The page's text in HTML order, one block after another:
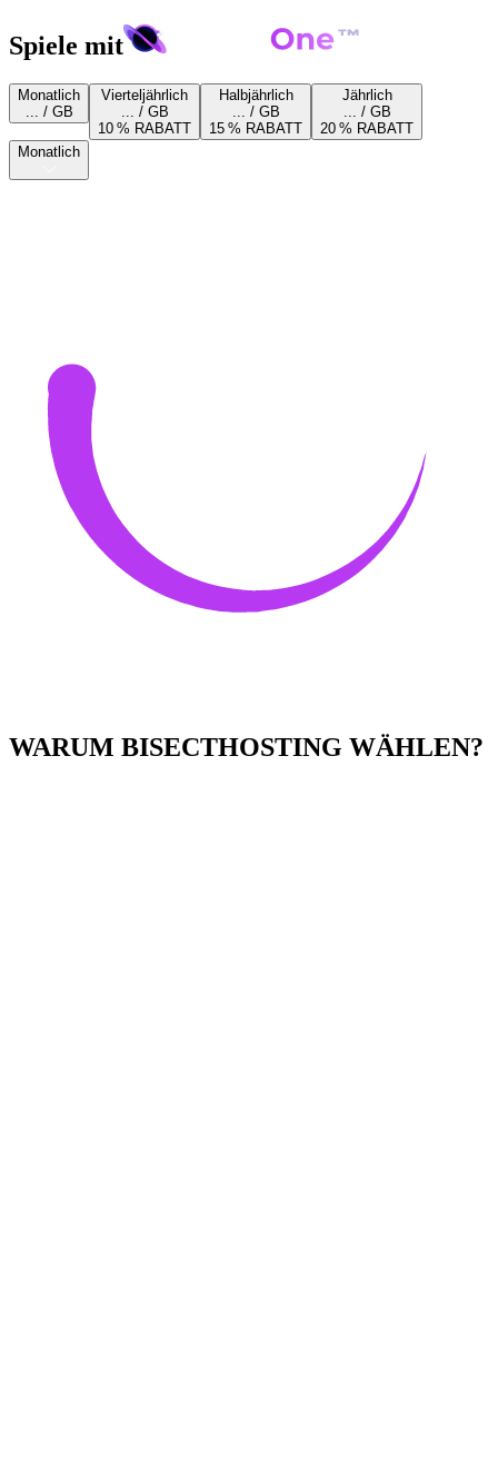
Spiele mit
Monatlich
... / GB
Vierteljährlich
... / GB
10 % RABATT
Halbjährlich
... / GB
15 % RABATT
Jährlich
... / GB
20 % RABATT
Monatlich
WARUM BISECTHOSTING WÄHLEN?